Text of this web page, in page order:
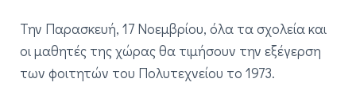
Την Παρασκευή, 17 Νοεμβρίου, όλα τα σχολεία και
οι μαθητές της χώρας θα τιμήσουν την εξέγερση
των φοιτητών του Πολυτεχνείου το 1973.